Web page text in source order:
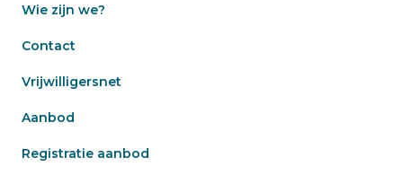
Wie zijn we?
Contact
Vrijwilligersnet
Aanbod
Registratie aanbod